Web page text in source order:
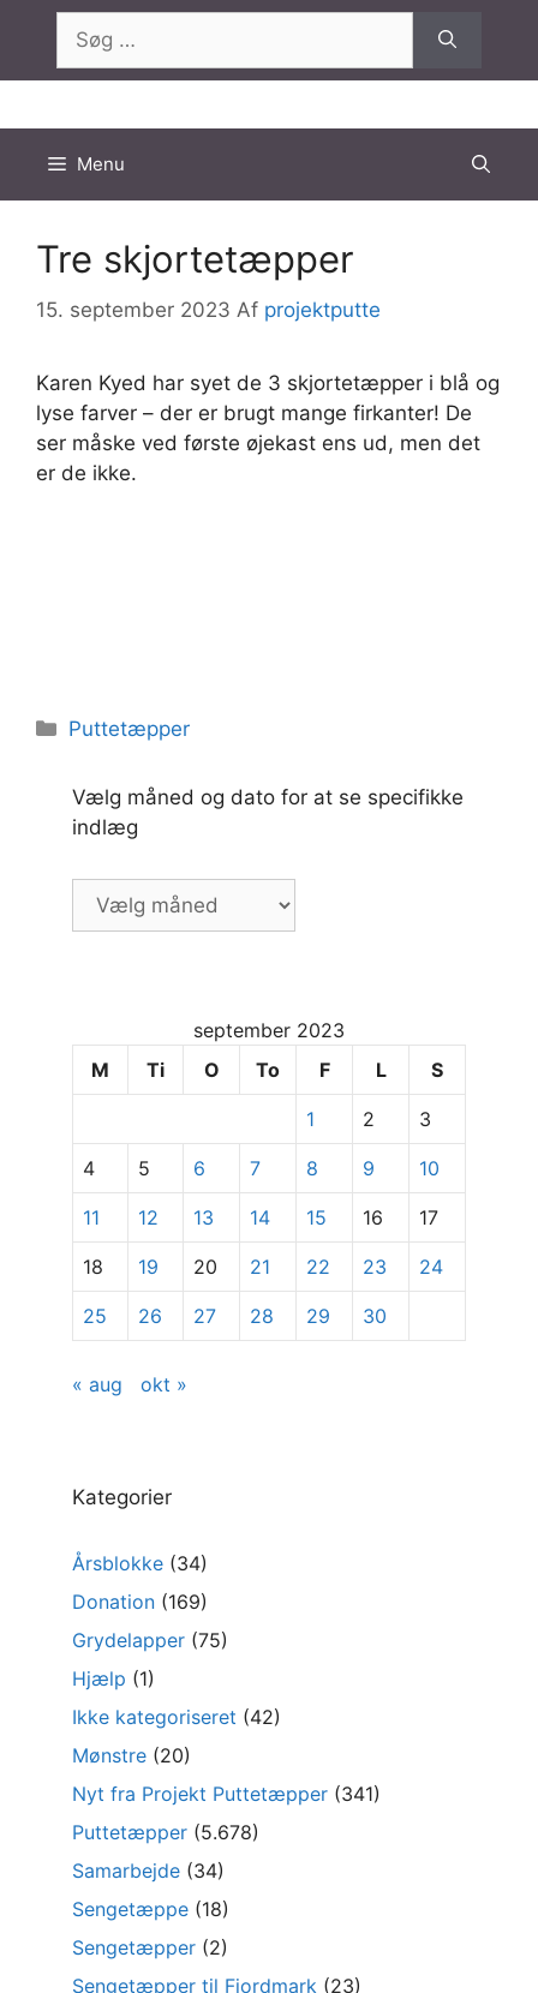
indhold
efter:
Menu
Tre skjortetæpper
15. september 2023 Af projektputte
Karen Kyed har syet de 3 skjortetæpper i blå og
lyse farver – der er brugt mange firkanter! De
ser måske ved første øjekast ens ud, men det
er de ikke.
Kategorier
Puttetæpper
Vælg måned og dato for at se specifikke
indlæg
Vælg
måned
specifikke
september 2023
M
Ti O To F L S
1 2 3
4 5 6 7 8 9 10
11 12 13 14 15 16 17
18 19 20 21 22 23 24
25 26 27 28 29 30
« aug okt »
Kategorier
Årsblokke (34)
Donation (169)
Grydelapper (75)
Hjælp (1)
Ikke kategoriseret (42)
Mønstre (20)
Nyt fra Projekt Puttetæpper (341)
Puttetæpper (5.678)
Samarbejde (34)
Sengetæppe (18)
Sengetæpper (2)
Sengetæpper til Fjordmark (23)